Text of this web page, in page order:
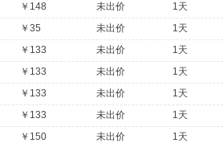
￥148 未出价
1天
￥35 未出价
1天
￥133 未出价
1天
￥133 未出价
1天
￥133 未出价
1天
￥133 未出价
1天
￥150 未出价
1天